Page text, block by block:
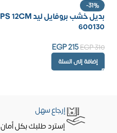
-31%
600130
EGP310
EGP215
إضافة إلى السلة
إرجاع سهل
إسترد طلبك بكل أمان